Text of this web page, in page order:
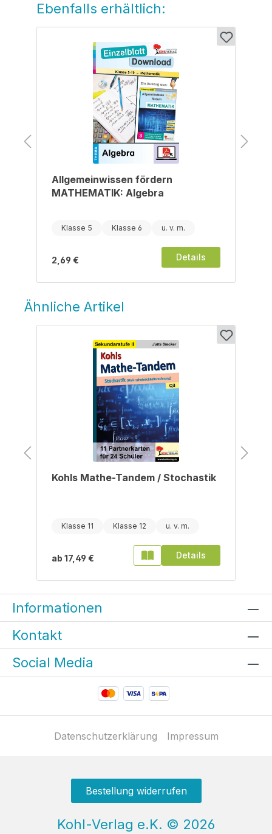
Produktgalerie überspringen
Ebenfalls erhältlich:
Allgemeinwissen fördern
MATHEMATIK: Algebra
Klasse 5 Klasse 6
2,69 € Details
Ähnliche Artikel
Kohls Mathe-Tandem / Stochastik
Klasse 11 Klasse 12
ab 17,49 € Details
Informationen
Kontakt
Social Media
Datenschutzerklärung Impressum
Bestellung widerrufen
Kohl-Verlag e.K. © 2026